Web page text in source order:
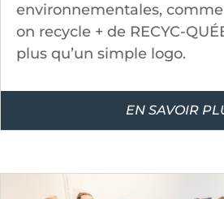
environnementales, comme
on recycle + de RECYC-
plus qu’un simple logo.
EN SAVOIR